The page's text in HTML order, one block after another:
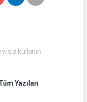
siz kullanın.
Yazıları